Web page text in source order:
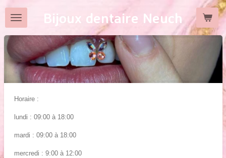
Passer
au
contenu
principal
Bijoux dentaire Neuch
Horaire :
lundi : 09:00 à 18:00
mardi : 09:00 à 18:00
mercredi : 9:00 à 12:00